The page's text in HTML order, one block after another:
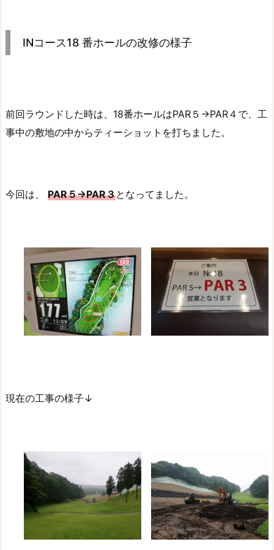
INコース18 番ホールの改修の様子
前回ラウンドした時は、18番ホールはPAR５→PAR４で、工
事中の敷地の中からティーショットを打ちました。
今回は、 PAR５→PAR３となってました。
現在の工事の様子↓